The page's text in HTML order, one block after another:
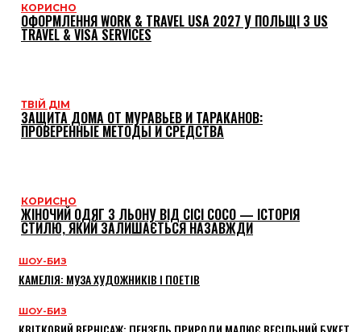
КОРИСНО
ОФОРМЛЕННЯ WORK & TRAVEL USA 2027 У ПОЛЬЩІ З US
TRAVEL & VISA SERVICES
ТВІЙ ДІМ
ЗАЩИТА ДОМА ОТ МУРАВЬЕВ И ТАРАКАНОВ:
ПРОВЕРЕННЫЕ МЕТОДЫ И СРЕДСТВА
КОРИСНО
ЖІНОЧИЙ ОДЯГ З ЛЬОНУ ВІД CICI COCO — ІСТОРІЯ
СТИЛЮ, ЯКИЙ ЗАЛИШАЄТЬСЯ НАЗАВЖДИ
ШОУ-БИЗ
КАМЕЛІЯ: МУЗА ХУДОЖНИКІВ І ПОЕТІВ
ШОУ-БИЗ